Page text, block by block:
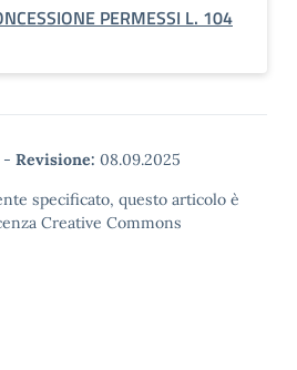
PERMESSI L. 104
- Revisione: 08.09.2025
specificato, questo articolo è
Creative Commons